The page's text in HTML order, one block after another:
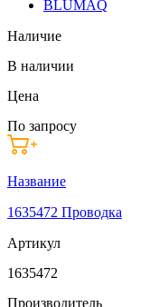
BLUMAQ
Наличие
В наличии
Цена
По запросу
Название
1635472 Проводка
Артикул
1635472
Производитель